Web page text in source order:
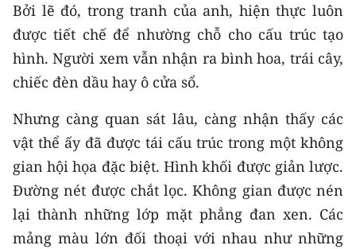
Bởi lẽ đó, trong tranh của anh, hiện thực luôn
được tiết chế để nhường chỗ cho cấu trúc tạo
hình. Người xem vẫn nhận ra bình hoa, trái cây,
chiếc đèn dầu hay ô cửa sổ.
Nhưng càng quan sát lâu, càng nhận thấy các
vật thể ấy đã được tái cấu trúc trong một không
gian hội họa đặc biệt. Hình khối được giản lược.
Đường nét được chắt lọc. Không gian được nén
lại thành những lớp mặt phẳng đan xen. Các
mảng màu lớn đối thoại với nhau như những